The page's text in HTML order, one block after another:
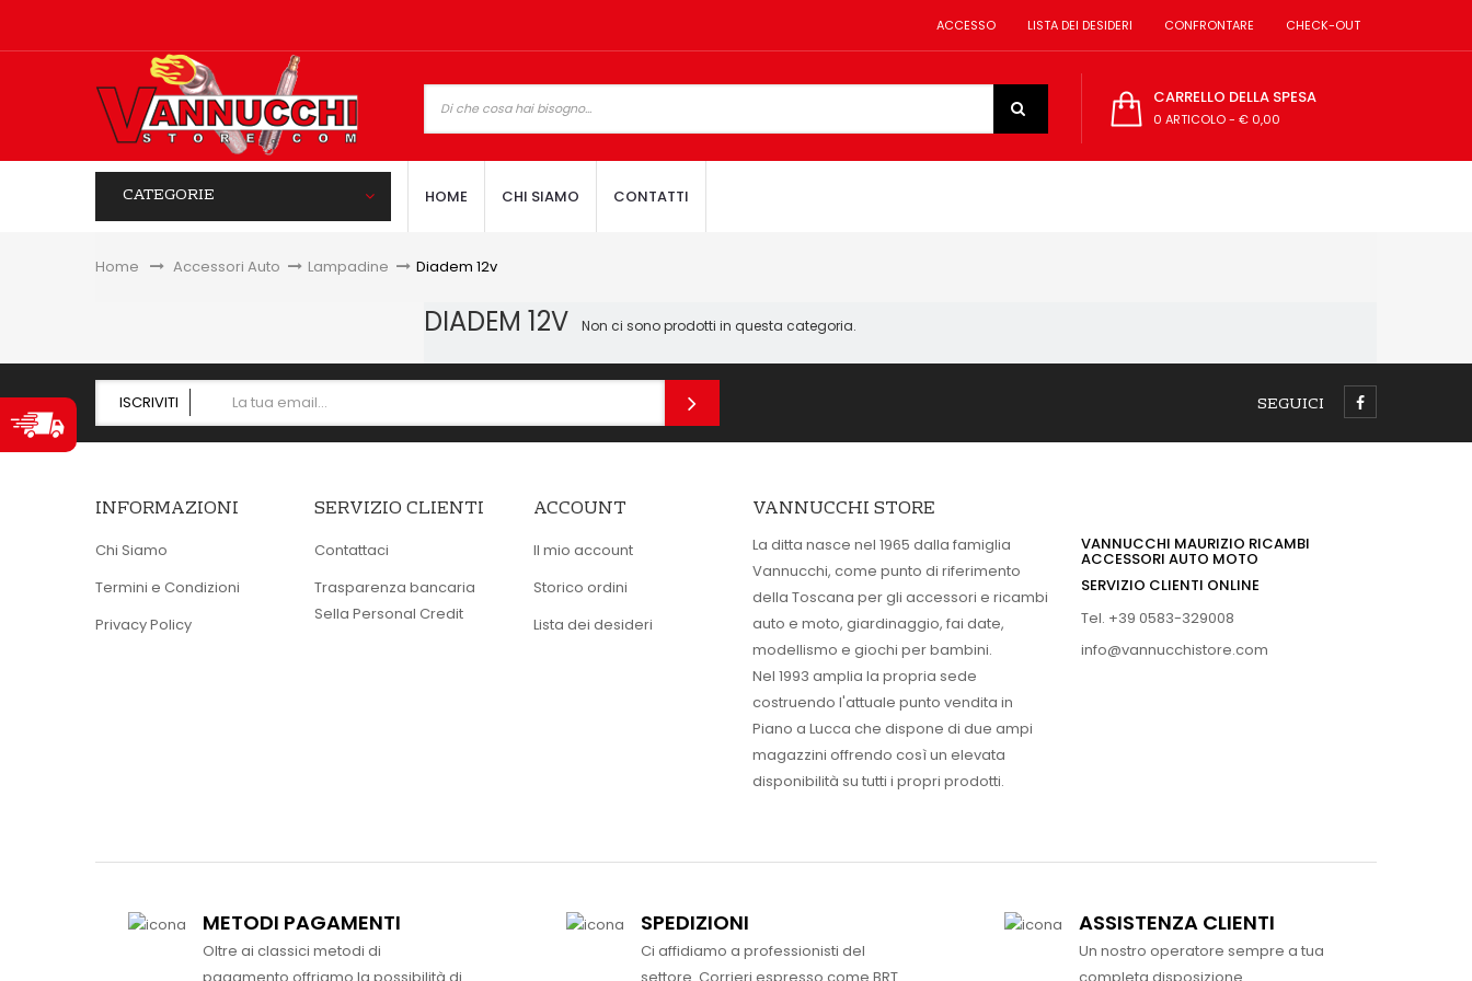
ACCESSO LISTA DEI DESIDERI CONFRONTARE CHECK-OUT
CARRELLO DELLA SPESA
0 ARTICOLO- € 0,00
CATEGORIE HOME CHI SIAMO CONTATTI
Home &gt;Accessori Auto > Lampadine > Diadem 12v
DIADEM 12V Non ci sono prodotti in questa categoria.
ISCRIVITI SEGUICI
INFORMAZIONI
Chi Siamo
Termini e Condizioni
Privacy Policy
SERVIZIO CLIENTI
Contattaci
Trasparenza bancaria
Sella Personal Credit
ACCOUNT
Il mio account
Storico ordini
Lista dei desideri
VANNUCCHI STORE
La ditta nasce nel 1965 dalla famiglia
Vannucchi, come punto di riferimento
della Toscana per gli accessori e ricambi
auto e moto, giardinaggio, fai date,
modellismo e giochi per bambini.
Nel 1993 amplia la propria sede
costruendo l'attuale punto vendita in
Piano a Lucca che dispone di due ampi
magazzini offrendo così un elevata
disponibilità su tutti i propri prodotti.
VANNUCCHI MAURIZIO RICAMBI
ACCESSORI AUTO MOTO
SERVIZIO CLIENTI ONLINE
Tel. +39 0583-329008
info@vannucchistore.com
METODI PAGAMENTI
Oltre ai classici metodi di
pagamento offriamo la possibilità di
SPEDIZIONI
Ci affidiamo a professionisti del
settore. Corrieri espresso come BRT
ASSISTENZA CLIENTI
Un nostro operatore sempre a tua
completa disposizione